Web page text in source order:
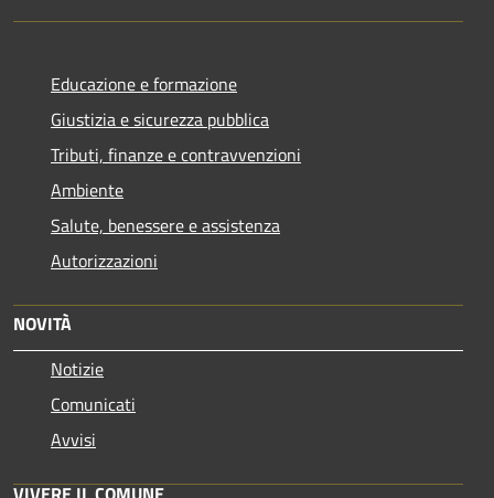
Educazione e formazione
Giustizia e sicurezza pubblica
Tributi, finanze e contravvenzioni
Ambiente
Salute, benessere e assistenza
Autorizzazioni
NOVITÀ
Notizie
Comunicati
Avvisi